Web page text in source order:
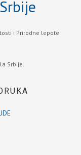
i Prirodne lepote
Srbije.